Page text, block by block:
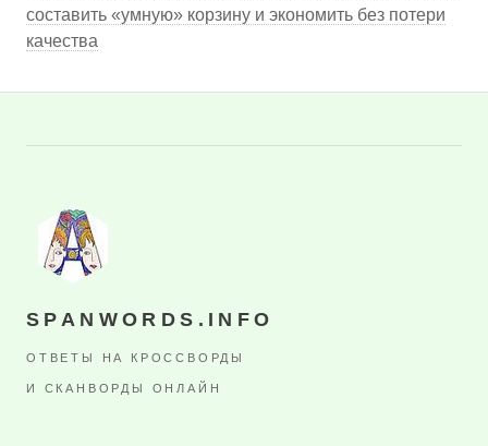
составить «умную» корзину и экономить без потери
качества
SPANWORDS.INFO
ОТВЕТЫ НА КРОССВОРДЫ
И СКАНВОРДЫ ОНЛАЙН